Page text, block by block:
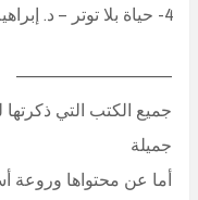
4- حياة بلا توتر – د. إبراهيم فقي
———————————
جميع الكتب التي
جميلة
أما عن محتواها وروعة